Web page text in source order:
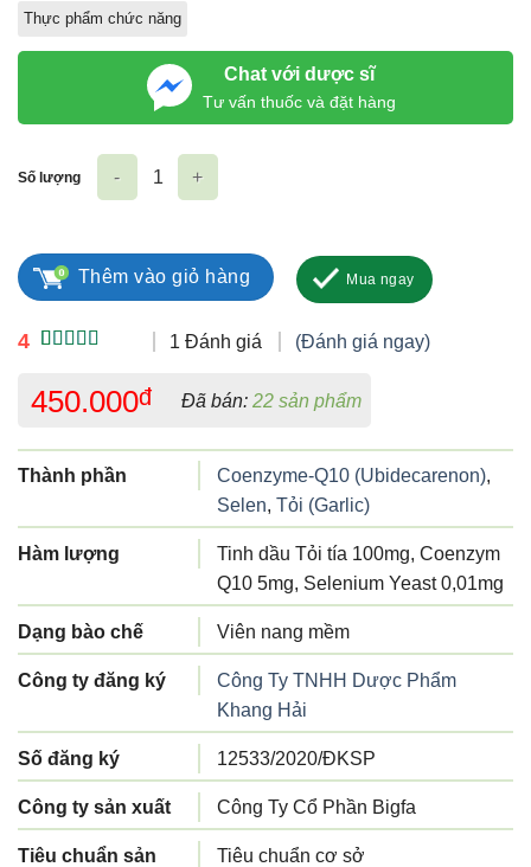
Thực phẩm chức năng
Chat với dược sĩ
Tư vấn thuốc và đặt hàng
4
đánh giá
1 Đánh giá (Đánh giá ngay)
450.000đ Đã bán: 22 sản phẩm
Thành phần Coenzyme-Q10 (Ubidecarenon),
Selen, Tỏi (Garlic)
Hàm lượng
Tinh dầu Tỏi tía 100mg, Coenzym
Q10 5mg, Selenium Yeast 0,01mg
Dạng bào chế Viên nang mềm
Công ty đăng ký
Công Ty TNHH Dược Phẩm
Khang Hải
Số đăng ký 12533/2020/ĐKSP
Công ty sản xuất Công Ty Cổ Phần Bigfa
Tiêu chuẩn sản
Tiêu chuẩn cơ sở
Số lượng
Thêm vào giỏ hàng Mua ngay